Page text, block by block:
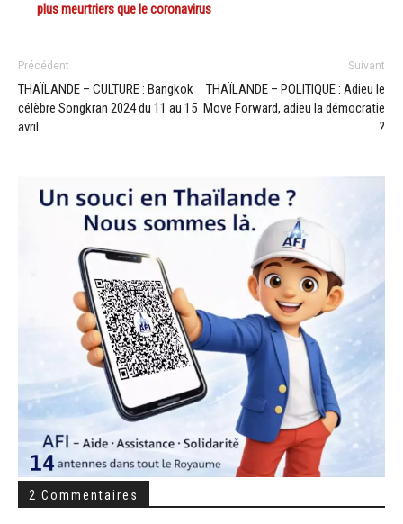
plus meurtriers que le coronavirus
Précédent
THAÏLANDE – CULTURE : Bangkok
célèbre Songkran 2024 du 11 au 15
avril
Suivant
THAÏLANDE – POLITIQUE : Adieu le
Move Forward, adieu la démocratie
?
2 Commentaires